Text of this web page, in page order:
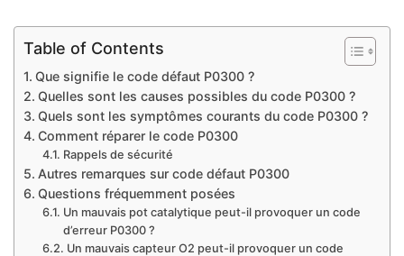
Table of Contents
Que signifie le code défaut P0300 ?
Quelles sont les causes possibles du code P0300 ?
Quels sont les symptômes courants du code P0300 ?
Comment réparer le code P0300
Rappels de sécurité
Autres remarques sur code défaut P0300
Questions fréquemment posées
Un mauvais pot catalytique peut-il provoquer un code
d’erreur P0300 ?
Un mauvais capteur O2 peut-il provoquer un code